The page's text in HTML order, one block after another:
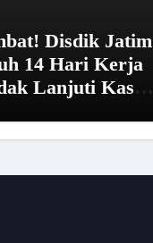
Disdik Jatim
14 Hari Kerja
Lanjuti Kasus